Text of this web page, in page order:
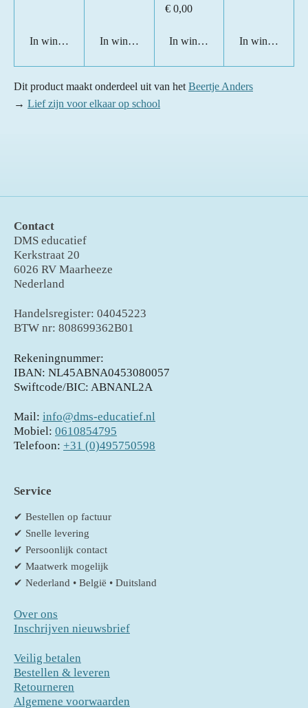
In winkelwagen In winkelwagen
€ 0,00
In winkelwagenIn
Dit product maakt onderdeel uit van het Beertje Anders
→ Lief zijn voor elkaar op school
Contact
DMS educatief
Kerkstraat 20
6026 RV Maarheeze
Nederland
Handelsregister: 04045223
BTW nr: 808699362B01
Rekeningnummer:
IBAN: NL45ABNA0453080057
Swiftcode/BIC: ABNANL2A
Mail: info@dms-educatief.nl
Mobiel: 0610854795
Telefoon: +31 (0)495750598
Service
✔ Bestellen op factuur
✔ Snelle levering
✔ Persoonlijk contact
✔ Maatwerk mogelijk
✔ Nederland • België • Duitsland
Over ons
Inschrijven nieuwsbrief
Veilig betalen
Bestellen & leveren
Retourneren
Algemene voorwaarden